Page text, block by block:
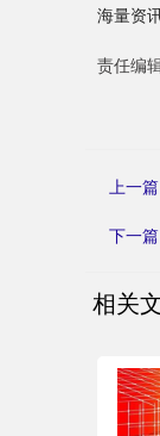
海量资
责任编
上一篇
下一篇
相关